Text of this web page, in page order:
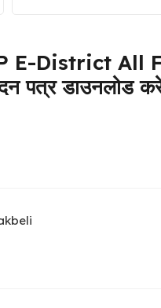
E-District All
पत्र डाउनलोड